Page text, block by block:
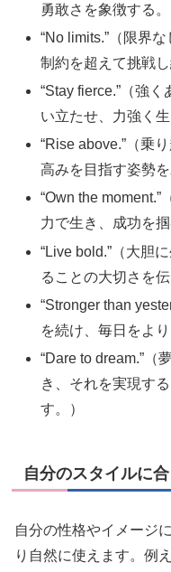
勇敢さを象徴する。
“No limits.”（限界
制約を超えて挑戦し
“Stay fierce.”（強
い立たせ、力強く
“Rise above.”（乗
高みを目指す姿勢を
“Own the
力で生き、成功を
“Live bold.”（大胆
ることの大切さを伝
“Stronger than
を続け、毎日をよ
“Dare to dream.”（
き、それを実現す
す。）
自分のスタイルに
自分の性格やイメージ
り自然に使えます。例